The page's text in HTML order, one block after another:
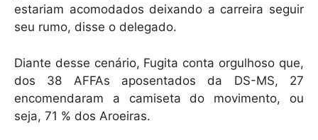
estariam acomodados deixando a carreira seguir
seu rumo, disse o delegado.
Diante desse cenário, Fugita conta orgulhoso que,
dos 38 AFFAs aposentados da DS-MS, 27
encomendaram a camiseta do movimento, ou
seja, 71 % dos Aroeiras.